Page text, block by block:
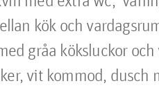
kök och
gråa köksluckor
vit kommod, dusch